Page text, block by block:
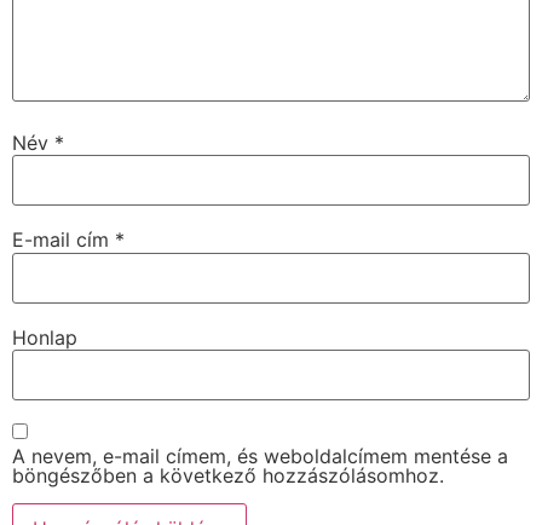
Név *
E-mail cím *
Honlap
A nevem, e-mail címem, és weboldalcímem mentése a
böngészőben a következő hozzászólásomhoz.